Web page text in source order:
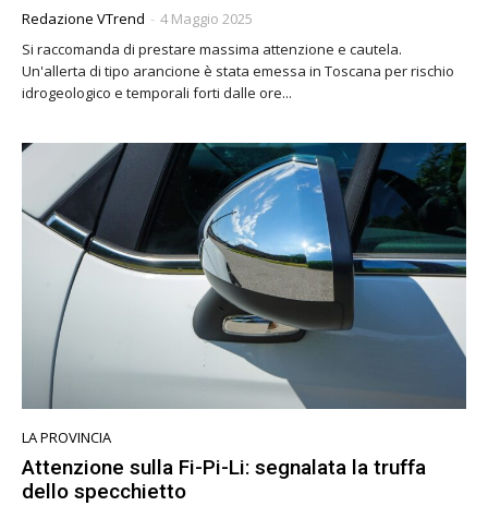
Redazione VTrend - 4 Maggio 2025
Si raccomanda di prestare massima attenzione e cautela.
Un'allerta di tipo arancione è stata emessa in Toscana per rischio
idrogeologico e temporali forti dalle ore...
LA PROVINCIA
Attenzione sulla Fi-Pi-Li: segnalata la truffa
dello specchietto